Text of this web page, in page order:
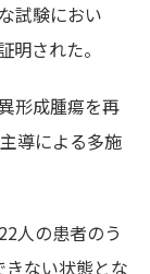
試験におい
された。
形成腫瘍を再
導による多施
人の患者のう
ない状態とな